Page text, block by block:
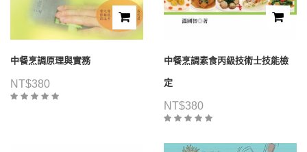
中餐烹調原理與實務
NT$380
中餐烹調素食丙級技術士技能檢
定
NT$380